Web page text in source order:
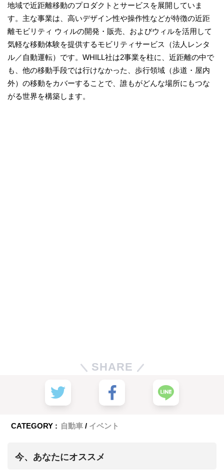
地域で近距離移動のプロダクトとサービスを展開していま
す。主な事業は、高いデザイン性や操作性などが特徴の近距
離モビリティ ウィルの開発・販売、およびウィルを活用して
気軽な移動体験を提供するモビリティサービス（法人レンタ
ル／自動運転）です。WHILL社は2事業を柱に、近距離の中で
も、他の移動手段では行けなかった、歩行領域（歩道・屋内
外）の移動をカバーすることで、誰もがどんな場所にもつな
がる世界を構築します。
SHARE
CATEGORY : 自動車 イベント
今、あなたにオススメ